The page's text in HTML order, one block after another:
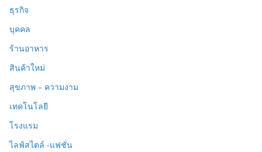
ธุรกิจ
บุคคล
ร้านอาหาร
สินค้าใหม่
สุขภาพ – ความงาม
เทคโนโลยี
โรงแรม
ไลฟ์สไตล์ -แฟชั่น